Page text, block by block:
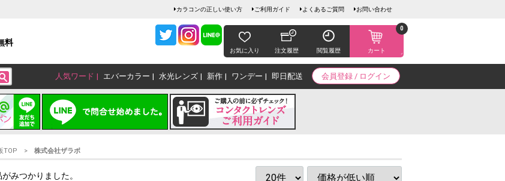
カラコンの正しい使い方 ご利用ガイド よくあるご質問 お問い合わせ
料
お気に入り 注文履歴 閲覧履歴 カート
0
会員登録 / ログイン
人気ワード エバーカラー 水光レンズ 新作 ワンデー 即日配送
TOP 株式会社ザラボ
みつかりました。